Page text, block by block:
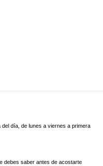
día, de lunes a viernes a primera
debes saber antes de acostarte